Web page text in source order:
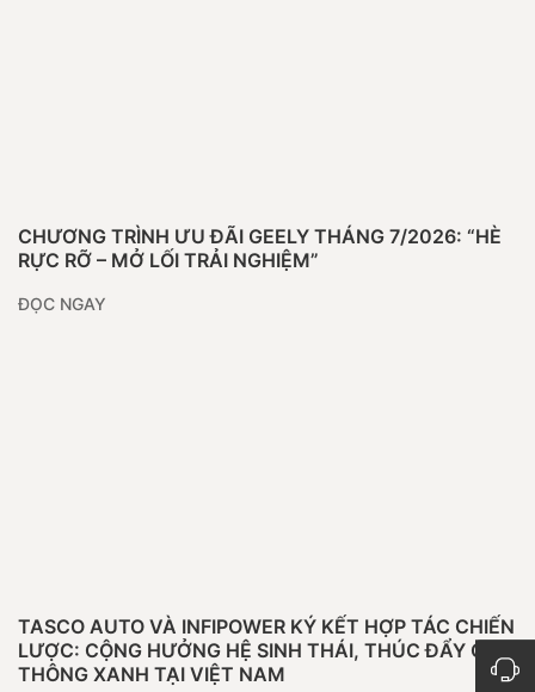
CHƯƠNG TRÌNH ƯU ĐÃI GEELY THÁNG 7/2026: “HÈ
RỰC RỠ – MỞ LỐI TRẢI NGHIỆM”
ĐỌC NGAY
TASCO AUTO VÀ INFIPOWER KÝ KẾT HỢP TÁC CHIẾN
LƯỢC: CỘNG HƯỞNG HỆ SINH THÁI, THÚC ĐẨY GIAO
THÔNG XANH TẠI VIỆT NAM